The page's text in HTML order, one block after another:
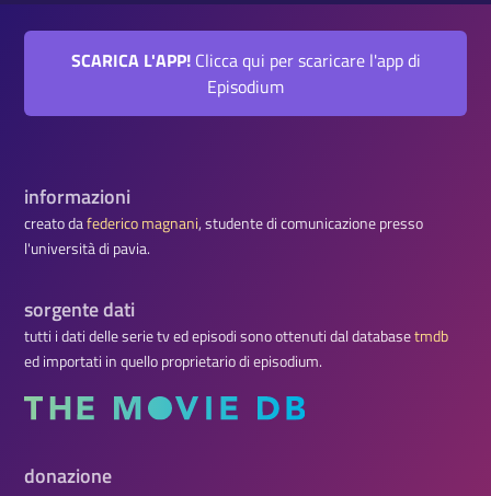
SCARICA L'APP!Clicca qui per scaricare l'app di
Episodium
informazioni
creato dafederico magnani, studente di comunicazione presso
l'università di pavia.
sorgente dati
tutti i dati delle serie tv ed episodi sono ottenuti dal databasetmdb
ed importati in quello proprietario di episodium.
donazione